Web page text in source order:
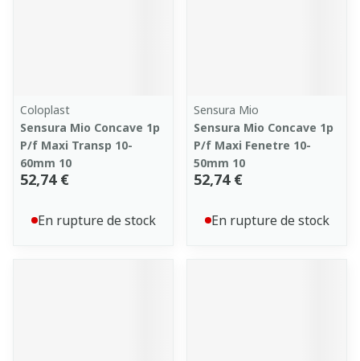
Coloplast
Sensura Mio Concave 1p
P/f Maxi Transp 10-
60mm 10
52,74 €
En rupture de stock
Sensura Mio
Sensura Mio Concave 1p
P/f Maxi Fenetre 10-
50mm 10
52,74 €
En rupture de stock